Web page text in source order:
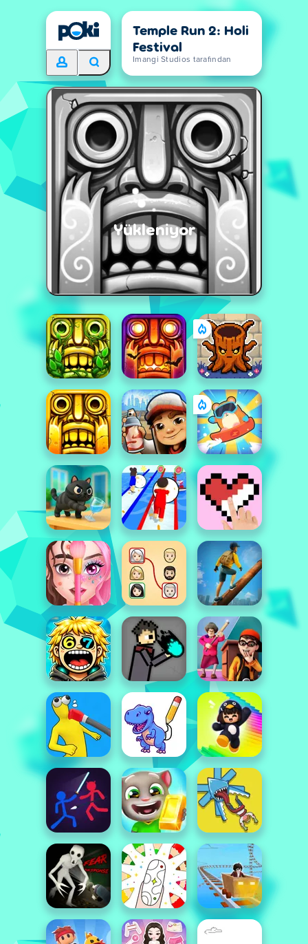
Temple Run 2: Holi
Festival
Imangi Studios tarafından
Yükleniyor